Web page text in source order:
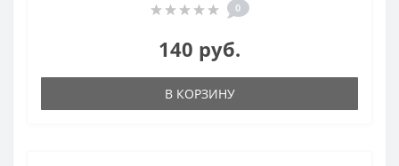
0
140 руб.
В КОРЗИНУ